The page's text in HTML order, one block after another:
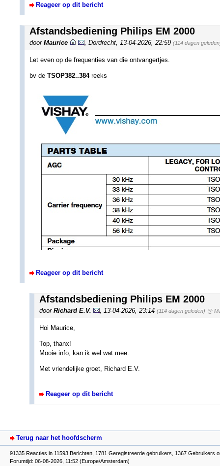
Reageer op dit bericht
Afstandsbediening Philips EM 2000
door Maurice Dordrecht 13-04-2026, 22:59 (114 dagen
Let even op de frequenties van die ontvangertjes.
bv de TSOP382..384reeks
Reageer op dit bericht
Afstandsbediening Philips EM 2000
door Richard E.V. , 13-04-2026, 23:14 (114 dagen geleden) @
Hoi Maurice,
Top, thanx!
Mooie info, kan ik wel wat mee.
Met vriendelijke groet, Richard E.V.
Reageer op dit bericht
Terug naar het hoofdscherm
91335 Reacties in 11593 Berichten, 1781 Geregistreerde gebruikers, 1367 Gebruikers
Forumtijd: 06-08-2026, 11:52 (Europe/Amsterdam)